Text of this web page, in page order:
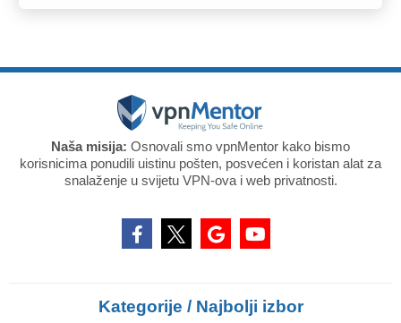
Naša misija: Osnovali smo vpnMentor kako bismo
korisnicima ponudili uistinu pošten, posvećen i koristan alat za
snalaženje u svijetu VPN-ova i web privatnosti.
Kategorije / Najbolji izbor